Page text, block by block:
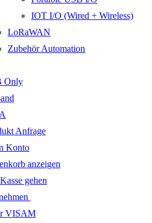
IOT I/O (Wired + Wireless)
LoRaWAN
Zubehör Automation
Only
Anfrage
Konto
anzeigen
gehen
VISAM